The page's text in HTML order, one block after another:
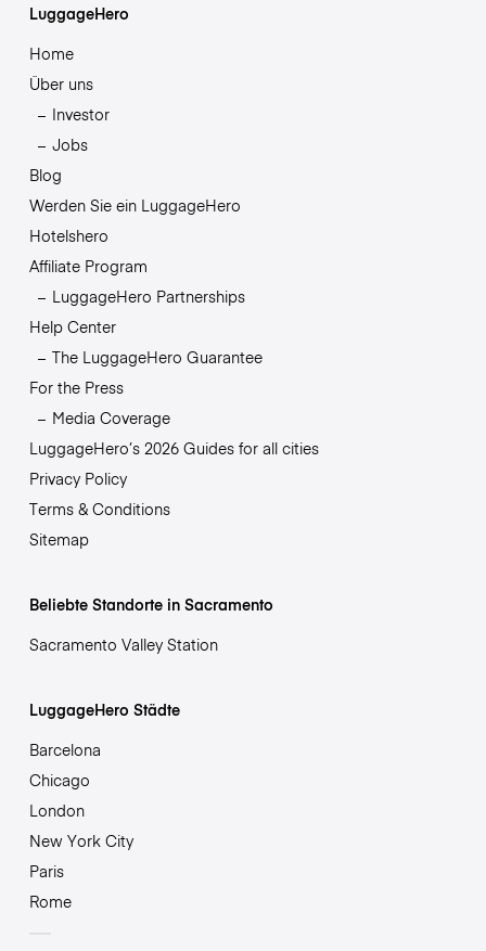
LuggageHero
Home
Über uns
Investor
Jobs
Blog
Werden Sie ein LuggageHero
Hotelshero
Affiliate Program
LuggageHero Partnerships
Help Center
The LuggageHero Guarantee
For the Press
Media Coverage
LuggageHero’s 2026 Guides for all cities
Privacy Policy
Terms & Conditions
Sitemap
Beliebte Standorte in Sacramento
Sacramento Valley Station
LuggageHero Städte
Barcelona
Chicago
London
New York City
Paris
Rome